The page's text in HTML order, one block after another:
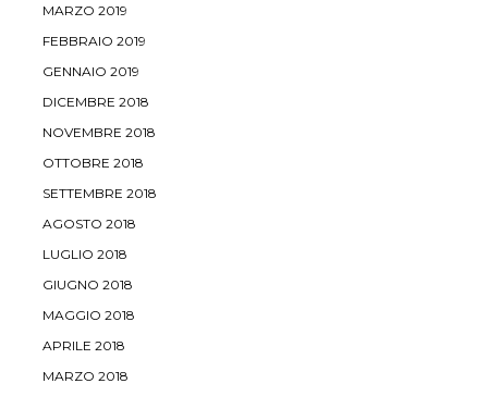
MARZO 2019
FEBBRAIO 2019
GENNAIO 2019
DICEMBRE 2018
NOVEMBRE 2018
OTTOBRE 2018
SETTEMBRE 2018
AGOSTO 2018
LUGLIO 2018
GIUGNO 2018
MAGGIO 2018
APRILE 2018
MARZO 2018